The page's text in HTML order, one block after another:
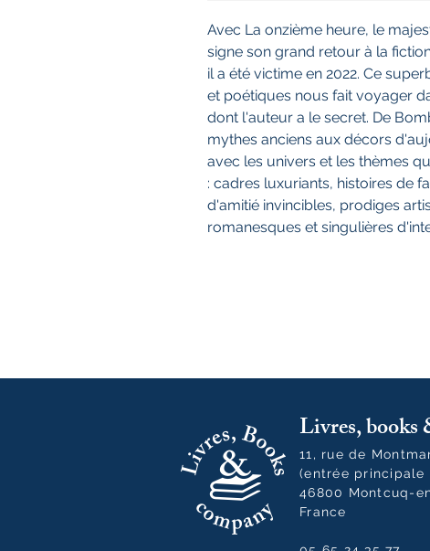
Avec La onzième heure, le
signe son grand retour à la
il a été victime en 2022. Ce
et poétiques nous fait voyager
dont l'auteur a le secret. De
mythes anciens aux décors
avec les univers et les thèmes
: cadres luxuriants, histoires de
d'amitié invincibles, prodiges
romanesques et singulières
Livres,
11, rue de
(entrée principale
46800 Montcuq-
France